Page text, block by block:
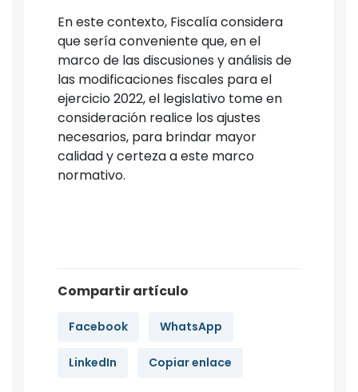
En este contexto, Fiscalía considera
que sería conveniente que, en el
marco de las discusiones y análisis de
las modificaciones fiscales para el
ejercicio 2022, el legislativo tome en
consideración realice los ajustes
necesarios, para brindar mayor
calidad y certeza a este marco
normativo.
Compartir artículo
Facebook WhatsApp
LinkedIn Copiar enlace